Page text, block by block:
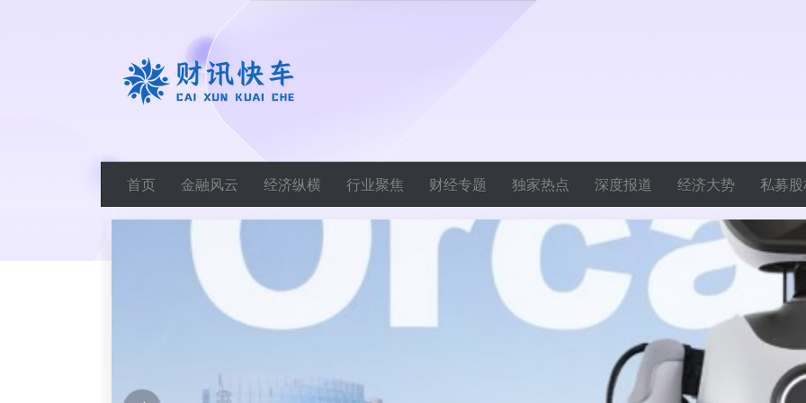
首页 金融风云 经济纵横 行业聚焦 财经专题 独家热点 深度报道 经济大势 私募